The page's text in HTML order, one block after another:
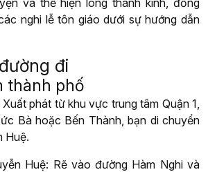
nghi lễ tôn giáo dưới sự hướng dẫn
đi
thành phố
phát từ khu vực trung tâm Quận 1,
Bà hoặc Bến Thành, bạn di chuyển
Huệ.
Huệ: Rẽ vào đường Hàm Nghi và